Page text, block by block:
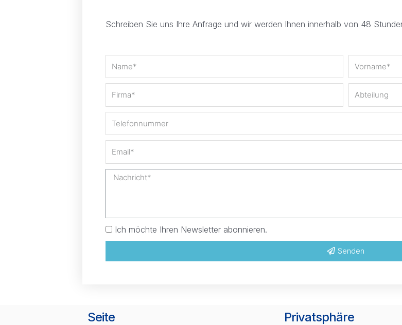
Schreiben Sie uns Ihre Anfrage und wir werden Ihnen innerhalb von 48
Ich möchte Ihren Newsletter abonnieren.
Senden
Seite Privatsphäre